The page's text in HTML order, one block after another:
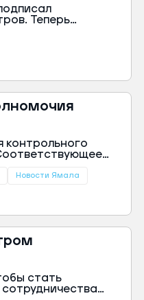
Теперь
контрольного
Новости Ямала
стать